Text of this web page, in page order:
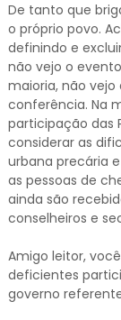
De tanto que
o próprio povo.
definindo e
não vejo o
maioria, não
conferência. Na
participação das
considerar as
urbana precária
as pessoas de
ainda são
conselheiros e
Amigo leitor,
deficientes
governo